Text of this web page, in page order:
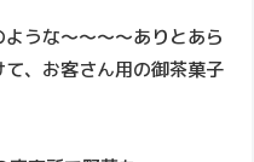
うな～～～～ありとあら
、お客さん用の御茶菓子